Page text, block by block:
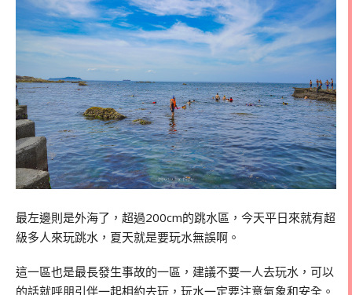
最左邊則是外海了，超過200cm的跳水區，今天平日來就有超
級多人來玩跳水，夏天就是要玩水無誤啊。
這一區也是最長發生事故的一區，建議不要一人去玩水，可以
的話就呼朋引伴一起相約去玩，玩水一定要注意氣象和安全。